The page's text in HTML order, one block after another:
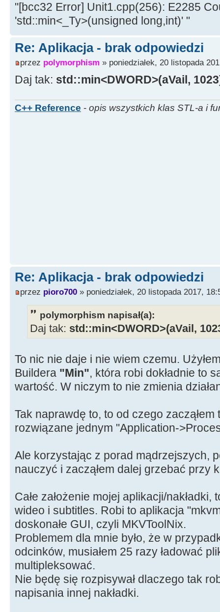
"[bcc32 Error] Unit1.cpp(256): E2285
'std::min<_Ty>(unsigned long,int)' "
Re: Aplikacja - brak odpowiedzi
przez polymorphism » poniedziałek, 20 listopada
Daj tak: std::min<DWORD>(aVail,
C++ Reference - opis wszystkich klas STL-a i
Re: Aplikacja - brak odpowiedzi
przez pioro700 » poniedziałek, 20 listopada 2017,
polymorphism napisał(a):
Daj tak: std::min<DWORD>(aVail,
To nic nie daje i nie wiem czemu.
Buildera "Min", która robi dokładnie to
wartość. W niczym to nie zmienia
Tak naprawdę to, to od czego zacząłem
rozwiązane jednym "Application-
Ale korzystając z porad mądrzejszych,
nauczyć i zacząłem dalej grzebać przy
Całe założenie mojej aplikacji/
wideo i subtitles. Robi to aplikacja
doskonałe GUI, czyli MKVToolNix.
Problemem dla mnie było, że w
odcinków, musiałem 25 razy ładować
multipleksować.
Nie będę się rozpisywał dlaczego tak
napisania innej nakładki.